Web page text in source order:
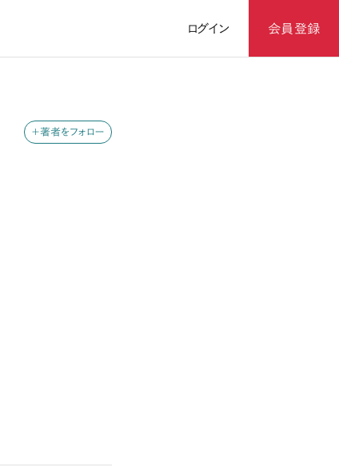
ログイン 会員登録
＋著者をフォロー